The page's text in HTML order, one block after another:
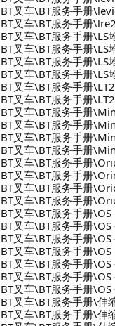
BT叉车\BT服务手册
BT叉车\BT服务手册
BT叉车\BT服务手册\LS
BT叉车\BT服务手册\LS
BT叉车\BT服务手册
BT叉车\BT服务手册
BT叉车\BT服务手册
BT叉车\BT服务手册
BT叉车\BT服务手册
BT叉车\BT服务手册
BT叉车\BT服务手册
BT叉车\BT服务手册
BT叉车\BT服务手册
BT叉车\BT服务手册
BT叉车\BT服务手册
BT叉车\BT服务手册
BT叉车\BT服务手册
BT叉车\BT服务手册
BT叉车\BT服务手册
BT叉车\BT服务手册
BT叉车\BT服务手册
BT叉车\BT服务手册
BT叉车\BT服务手册
BT叉车\BT服务手册\伸
BT叉车\BT服务手册\